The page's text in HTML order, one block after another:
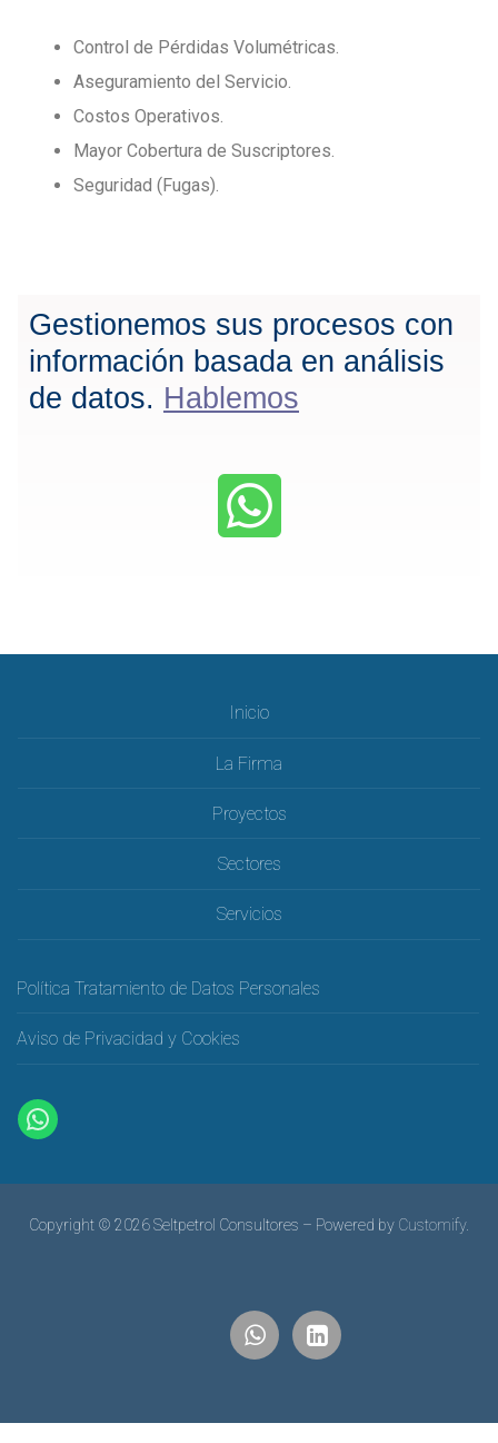
Control de Pérdidas Volumétricas.
Aseguramiento del Servicio.
Costos Operativos.
Mayor Cobertura de Suscriptores.
Seguridad (Fugas).
Gestionemos sus procesos con
información basada en análisis
de datos. Hablemos
Inicio
La Firma
Proyectos
Sectores
Servicios
Política Tratamiento de Datos Personales
Aviso de Privacidad y Cookies
Copyright © 2026 Seltpetrol Consultores – Powered by Customify.